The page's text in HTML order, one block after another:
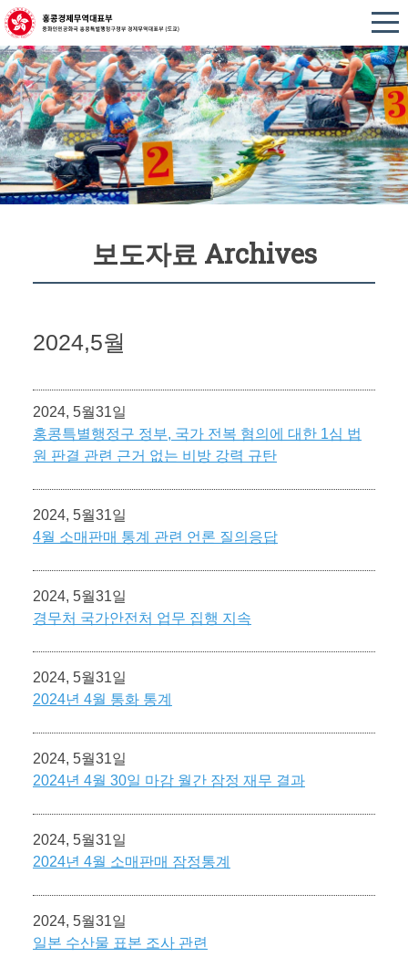
보도자료 Archives
2024,5월
2024, 5월31일
홍콩특별행정구 정부, 국가 전복 혐의에 대한 1심 법
원 판결 관련 근거 없는 비방 강력 규탄
2024, 5월31일
4월 소매판매 통계 관련 언론 질의응답
2024, 5월31일
경무처 국가안전처 업무 집행 지속
2024, 5월31일
2024년 4월 통화 통계
2024, 5월31일
2024년 4월 30일 마감 월간 잠정 재무 결과
2024, 5월31일
2024년 4월 소매판매 잠정통계
2024, 5월31일
일본 수산물 표본 조사 관련